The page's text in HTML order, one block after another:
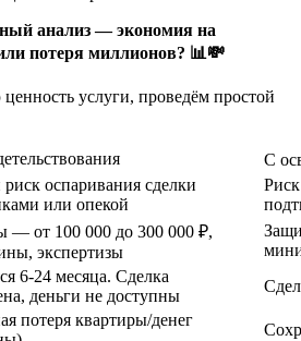
анализ — экономия на
потеря миллионов? 📊💸
услуги, проведём простой
С
оспаривания сделки
или опекой
— от 100 000 до 300 000 ₽,
экспертизы
6-24 месяца. Сделка
деньги не доступны
потеря квартиры/денег